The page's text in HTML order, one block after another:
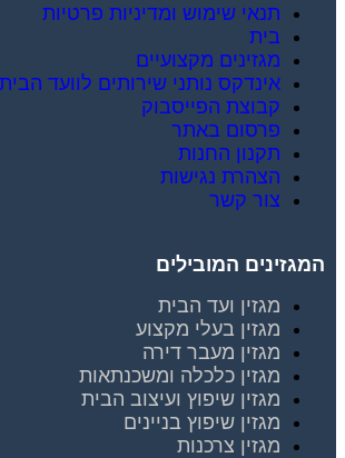
תנאי שימוש ומדיניות פרטיות
בית
מגזינים מקצועיים
אינדקס נותני שירותים לוועד הבית
קבוצת הפייסבוק
פרסום באתר
תקנון החנות
הצהרת נגישות
צור קשר
המגזינים המובילים
מגזין ועד הבית
מגזין בעלי מקצוע
מגזין מעבר דירה
מגזין כלכלה ומשכנתאות
מגזין שיפוץ ועיצוב הבית
מגזין שיפוץ בניינים
מגזין צרכנות